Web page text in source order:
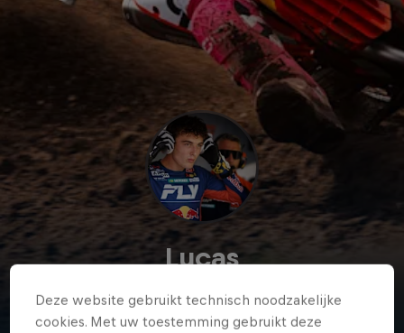
Lucas
Coenen
Belgium · MotoX
Deze website gebruikt technisch noodzakelijke
cookies. Met uw toestemming gebruikt deze